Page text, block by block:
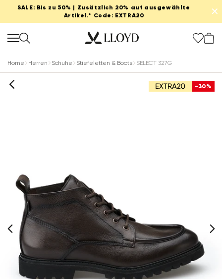
SALE: Bis zu 50% | Zusätzlich 20% auf ausgewählte
Artikel.* Code: EXTRA20
✕
Home Herren Schuhe Stiefeletten & Boots SELECT 327G
-30%